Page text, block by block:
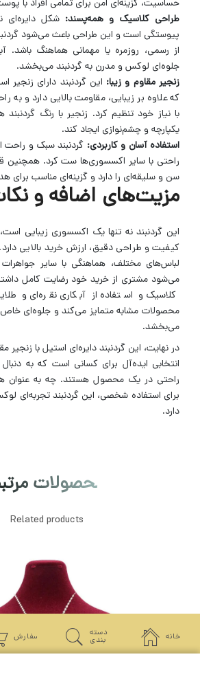
حساسیت، گزینه‌ای امن برای تمامی افراد با
طراحی کلاسیک و همه‌پسند: شکل دایره‌ای
پیوستگی است و این طراحی باعث می‌شود
از رسمی، روزمره یا مهمانی هماهنگ باشد.
جلوه‌ای لوکس و مدرن به گردنبند می‌بخشد.
زنجیر مقاوم و زیبا: این گردنبند دارای زنجیر
که علاوه بر زیبایی، مقاومت بالایی دارد و به
با نیاز خود تنظیم کرد. زنجیر با رنگ
یکپارچه و چشم‌نوازی ایجاد کند.
استفاده آسان و کاربردی: گردنبند سبک و راحت
راحتی با سایر اکسسوری‌ها ست کرد. همچنین
سن و سلیقه‌ای را دارد و گزینه‌ای مناسب برای
مزیت‌های اضافه و
این گردنبند نه تنها یک اکسسوری زیبایی است،
کیفیت و طراحی دقیق، ارزش خرید بالایی
لباس‌های مختلف، هماهنگی با سایر
می‌شود مشتری از خرید خود رضایت کامل
کلاسیک و استفاده از آبکاری نقره‌ای و
محصولات مشابه متمایز می‌کند و جلوه‌ای
می‌بخشد.
در نهایت، این گردنبند دایره‌ای استیل با زنجیر
انتخابی ایده‌آل برای کسانی است که به
راحتی در یک محصول هستند. چه به عنوان
برای استفاده شخصی، این گردنبند تجربه‌ای
دارد.
محصولات
Related products
سفارش دسته
بندی خانه